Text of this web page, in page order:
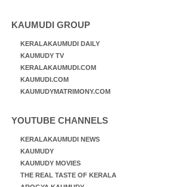
KAUMUDI GROUP
KERALAKAUMUDI DAILY
KAUMUDY TV
KERALAKAUMUDI.COM
KAUMUDI.COM
KAUMUDYMATRIMONY.COM
YOUTUBE CHANNELS
KERALAKAUMUDI NEWS
KAUMUDY
KAUMUDY MOVIES
THE REAL TASTE OF KERALA